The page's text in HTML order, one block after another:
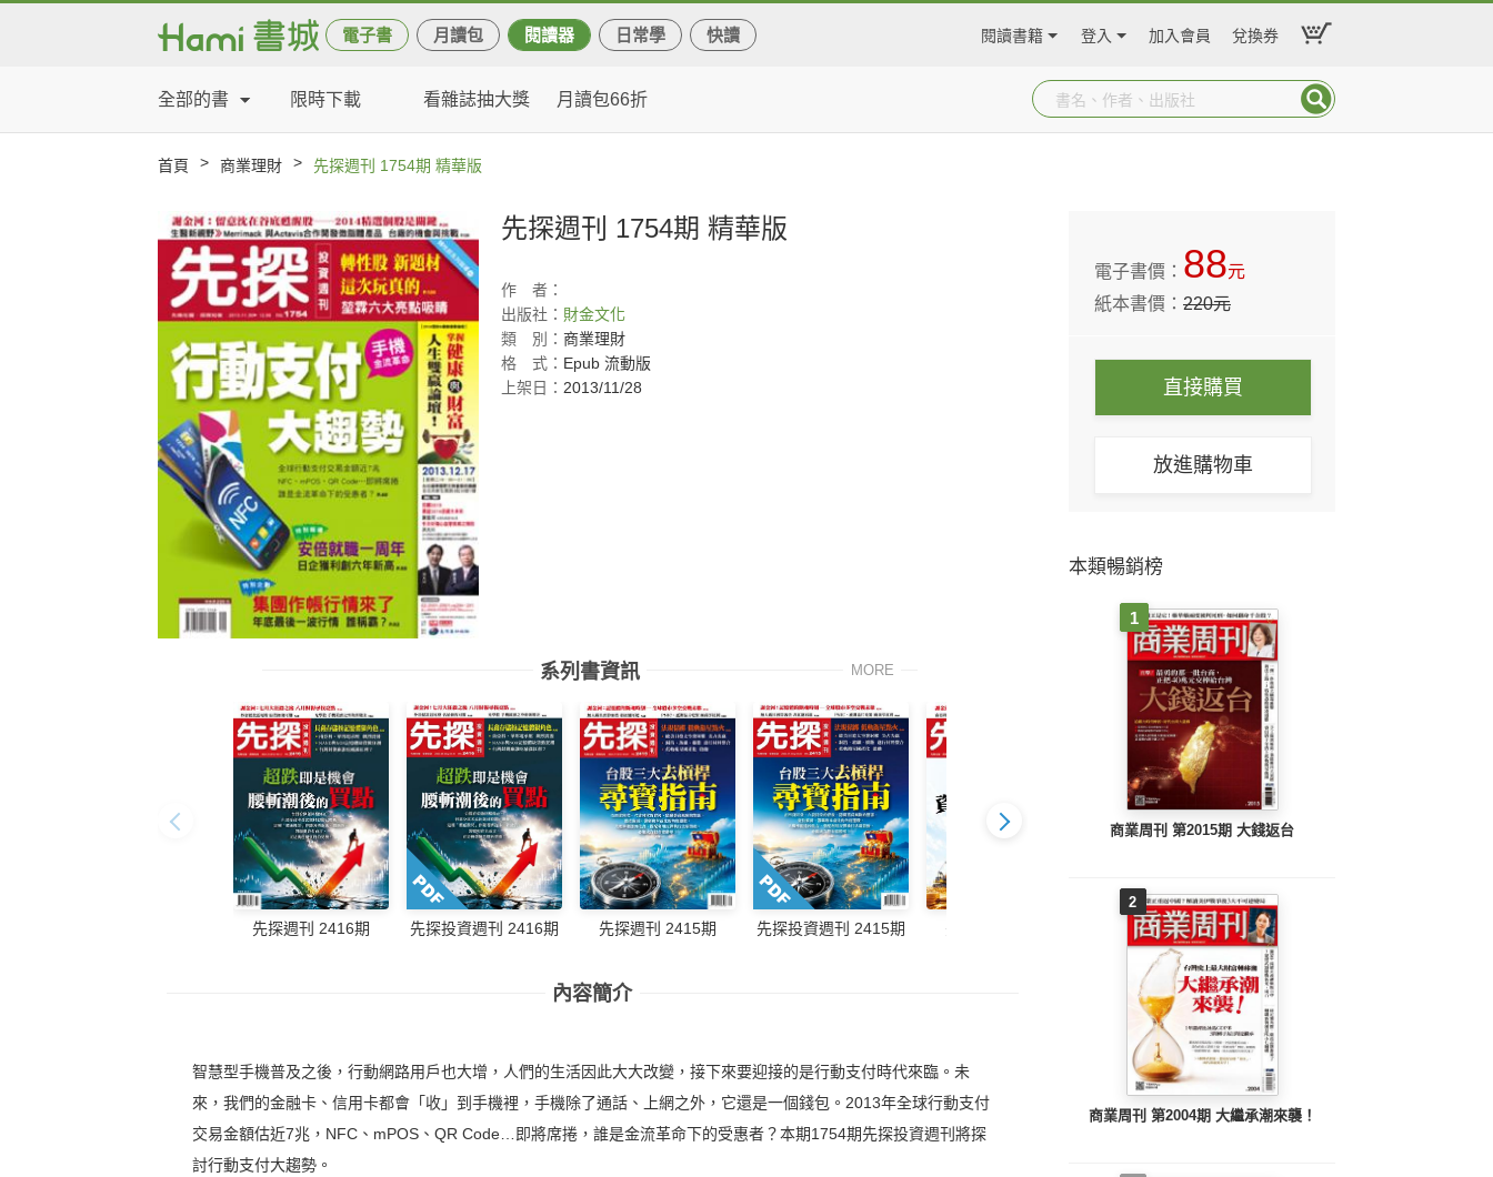
電子書 月讀包 閱讀器 日常學 快讀 閱讀書籍 登入 加入會員 兌換券
全部的書 限時下載 看雜誌抽大獎 月讀包66折
首頁 > 商業理財 > 先探週刊 1754期 精華版
先探週刊 1754期 精華版
作
者：
出版社： 財金文化
類
別： 商業理財
格
式： Epub 流動版
上架日： 2013/11/28
系列書資訊 MORE
先探週刊 2416期 先探投資週刊 2416期 先探週刊 2415期 先探投資週刊 2415期 先探週刊 2414期 先探投資週刊 2414期
內容簡介
智慧型手機普及之後，行動網路用戶也大增，人們的生活因此大大改變，接下來要迎接的是行動支付時代來臨。未
來，我們的金融卡、信用卡都會「收」到手機裡，手機除了通話、上網之外，它還是一個錢包。2013年全球行動支付
交易金額估近7兆，NFC、mPOS、QR Code…即將席捲，誰是金流革命下的受惠者？本期1754期先探投資週刊將探
討行動支付大趨勢。
電子書價： 88元
紙本書價：220元
直接購買
放進購物車
本類暢銷榜
1
商業周刊 第2015期 大錢返台
2
商業周刊 第2004期 大繼承潮來襲！